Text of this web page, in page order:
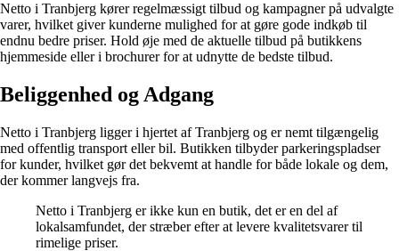
Netto i Tranbjerg kører regelmæssigt tilbud og kampagner på udvalgte
varer, hvilket giver kunderne mulighed for at gøre gode indkøb til
endnu bedre priser. Hold øje med de aktuelle tilbud på butikkens
hjemmeside eller i brochurer for at udnytte de bedste tilbud.
Beliggenhed og Adgang
Netto i Tranbjerg ligger i hjertet af Tranbjerg og er nemt tilgængelig
med offentlig transport eller bil. Butikken tilbyder parkeringspladser
for kunder, hvilket gør det bekvemt at handle for både lokale og dem,
der kommer langvejs fra.
Netto i Tranbjerg er ikke kun en butik, det er en del af
lokalsamfundet, der stræber efter at levere kvalitetsvarer til
rimelige priser.